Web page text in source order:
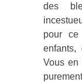
des
pour
enfants,
Vous en